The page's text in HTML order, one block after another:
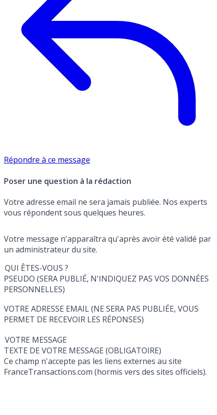
Répondre à ce message
Poser une question à la rédaction
Votre adresse email ne sera jamais publiée. Nos experts
vous répondent sous quelques heures.
Votre message n'apparaîtra qu'après avoir été validé par
un administrateur du site.
QUI ÊTES-VOUS ?
PSEUDO (SERA PUBLIÉ, N'INDIQUEZ PAS VOS DONNÉES
PERSONNELLES)
VOTRE ADRESSE EMAIL (NE SERA PAS PUBLIÉE, VOUS
PERMET DE RECEVOIR LES RÉPONSES)
VOTRE MESSAGE
TEXTE DE VOTRE MESSAGE (OBLIGATOIRE)
Ce champ n'accepte pas les liens externes au site
FranceTransactions.com (hormis vers des sites officiels).